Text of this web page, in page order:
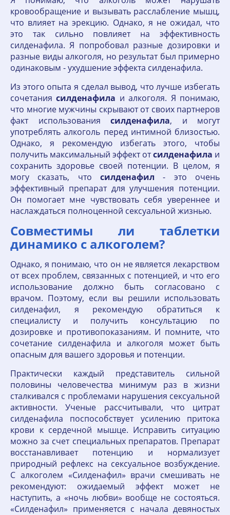
кровообращение и вызывать расслабление мышц,
что влияет на эрекцию. Однако, я не ожидал, что
это так сильно повлияет на эффективность
силденафила. Я попробовал разные дозировки и
разные виды алкоголя, но результат был примерно
одинаковым - ухудшение эффекта силденафила.
Из этого опыта я сделал вывод, что лучше избегать
сочетаниясилденафила и алкоголя. Я понимаю,
что многие мужчины скрывают от своих партнеров
факт использования силденафила, и могут
употреблять алкоголь перед интимной близостью.
Однако, я рекомендую избегать этого, чтобы
получить максимальный эффект отсилденафила и
сохранить здоровье своей потенции. В целом, я
могу сказать, что силденафил - это очень
эффективный препарат для улучшения потенции.
Он помогает мне чувствовать себя увереннее и
наслаждаться полноценной сексуальной жизнью.
Совместимы ли таблетки
динамико с алкоголем?
Однако, я понимаю, что он не является лекарством
от всех проблем, связанных с потенцией, и что его
использование должно быть согласовано с
врачом. Поэтому, если вы решили использовать
силденафил, я рекомендую обратиться к
специалисту и получить консультацию по
дозировке и противопоказаниям. И помните, что
сочетание силденафила и алкоголя может быть
опасным для вашего здоровья и потенции.
Практически каждый представитель сильной
половины человечества минимум раз в жизни
сталкивался с проблемами нарушения сексуальной
активности. Ученые рассчитывали, что цитрат
силденафила поспособствует усилению притока
крови к сердечной мышце. Исправить ситуацию
можно за счет специальных препаратов. Препарат
восстанавливает потенцию и нормализует
природный рефлекс на сексуальное возбуждение.
С алкоголем «Силденафил» врачи смешивать не
рекомендуют: ожидаемый эффект может не
наступить, а «ночь любви» вообще не состояться.
«Силденафил» применяется с начала девяностых